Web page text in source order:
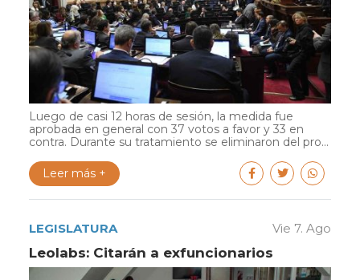
Luego de casi 12 horas de sesión, la medida fue
aprobada en general con 37 votos a favor y 33 en
contra. Durante su tratamiento se eliminaron del pro...
Leer más +
LEGISLATURA Vie 7. Ago
Leolabs: Citarán a exfuncionarios